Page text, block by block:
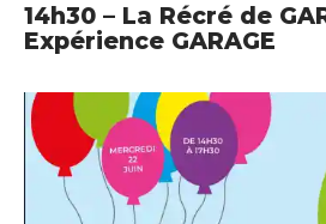
14h30 – La Récré de
Expérience GARAGE